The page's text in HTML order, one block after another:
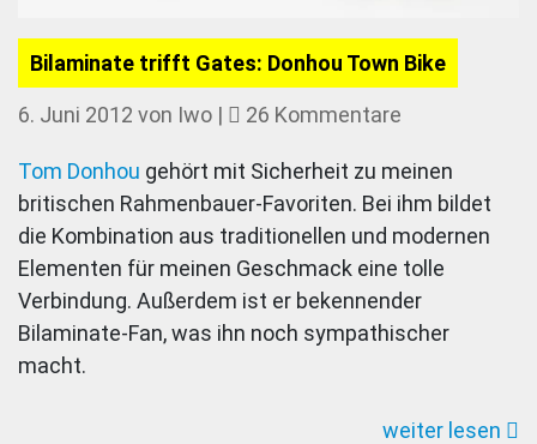
Bilaminate trifft Gates: Donhou Town Bike
6. Juni 2012 von Iwo | 26 Kommentare
trifft
Gates:
Donhou
Town
Bike
Tom Donhou gehört mit Sicherheit zu meinen
britischen Rahmenbauer-Favoriten. Bei ihm bildet
die Kombination aus traditionellen und modernen
Elementen für meinen Geschmack eine tolle
Verbindung. Außerdem ist er bekennender
Bilaminate-Fan, was ihn noch sympathischer
macht.
weiter lesen